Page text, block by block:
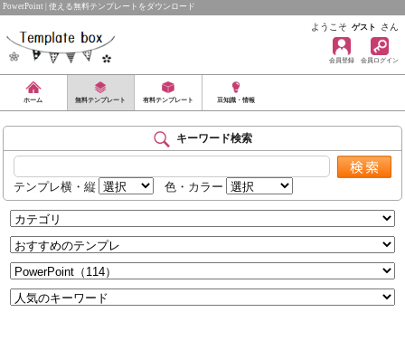
PowerPoint | 使える無料テンプレートをダウンロード
ようこそ ゲスト さん
会員登録 会員ログイン
ホーム 無料テンプレート 有料テンプレート 豆知識・情報
キーワード検索
テンプレ横・縦 色・カラー